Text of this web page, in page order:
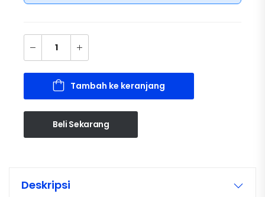
Tambah ke keranjang
Beli Sekarang
Deskripsi